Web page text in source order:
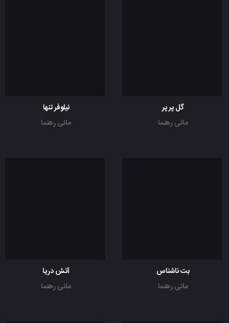
گل پر پر
مانی رهنما
نیلوفر تنها
مانی رهنما
بت ناشناس
مانی رهنما
آتش دریا
مانی رهنما